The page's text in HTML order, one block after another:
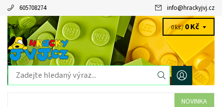
605708274 info@hrackyjvj.cz
CZK 0 ks /0 Kč
NOVINKA